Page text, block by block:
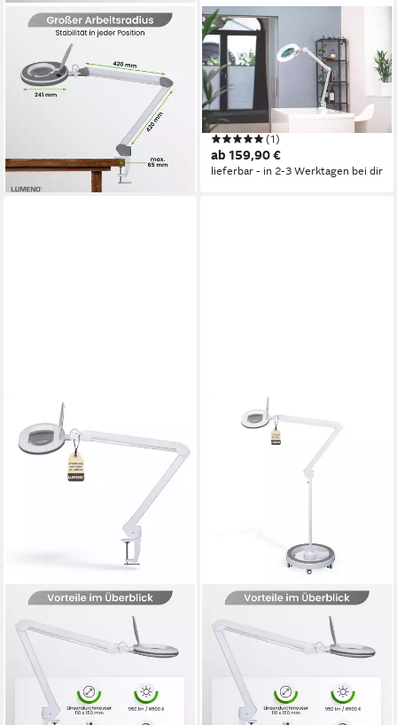
LUMENO
Lupenlampe 821X LED
dimmbare Lupenlampe mit
kristallklarer 127mm Linse,
LED fest integriert, Kaltweiß,
lieferbar - in 2-3 Werktagen bei dir
LUMENO
Lupenlampe 824XPRO LED
Lupenleuchte dimmbar und
172 mm Linse, LED fest
integriert, Kaltweiß, 6500
Produktdatenblatt
(1)
ab 159,90 €
lieferbar - in 2-3 Werktagen bei dir